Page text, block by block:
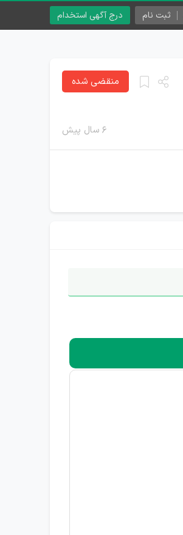
درج آگهی استخدام ثبت نام
۶ سال پیش
منقضی شده